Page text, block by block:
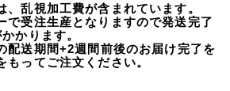
、乱視加工費が含まれています。
で受注生産となりますので発送完了
かります。
配送期間+2週間前後のお届け完了を
もってご注文ください。